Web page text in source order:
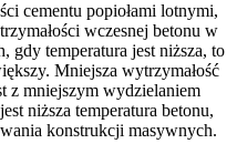
cementu popiołami lotnymi,
wczesnej betonu w
gdy temperatura jest niższa, to
Mniejsza wytrzymałość
z mniejszym wydzielaniem
niższa temperatura betonu,
konstrukcji masywnych.